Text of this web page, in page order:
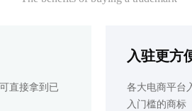
直接拿到已
入驻更方
各大电商平台
入门槛的商标